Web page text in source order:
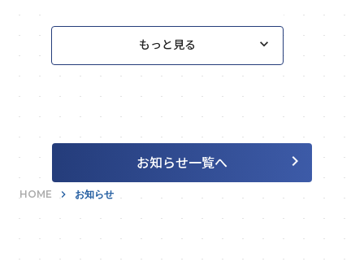
もっと見る keyboard_arrow_down
お知らせ一覧へ keyboard_arrow_right
HOME keyboard_arrow_right お知らせ